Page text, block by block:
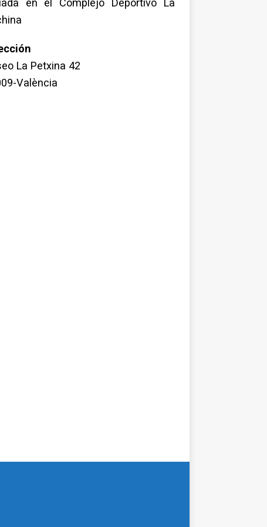
en el Complejo Deportivo La
La Petxina 42
València